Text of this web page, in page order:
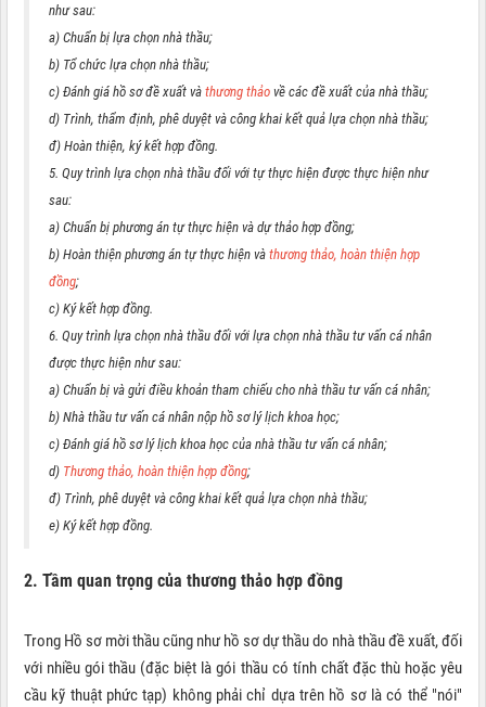
như sau:
a) Chuẩn bị lựa chọn nhà thầu;
b) Tổ chức lựa chọn nhà thầu;
c) Đánh giá hồ sơ đề xuất và thương thảo về các đề xuất của nhà thầu;
d) Trình, thẩm định, phê duyệt và công khai kết quả lựa chọn nhà thầu;
đ) Hoàn thiện, ký kết hợp đồng.
5. Quy trình lựa chọn nhà thầu đối với tự thực hiện được thực hiện như
sau:
a) Chuẩn bị phương án tự thực hiện và dự thảo hợp đồng;
b) Hoàn thiện phương án tự thực hiện và thương thảo, hoàn thiện hợp
đồng;
c) Ký kết hợp đồng.
6. Quy trình lựa chọn nhà thầu đối với lựa chọn nhà thầu tư vấn cá nhân
được thực hiện như sau:
a) Chuẩn bị và gửi điều khoản tham chiếu cho nhà thầu tư vấn cá nhân;
b) Nhà thầu tư vấn cá nhân nộp hồ sơ lý lịch khoa học;
c) Đánh giá hồ sơ lý lịch khoa học của nhà thầu tư vấn cá nhân;
d) Thương thảo, hoàn thiện hợp đồng;
đ) Trình, phê duyệt và công khai kết quả lựa chọn nhà thầu;
e) Ký kết hợp đồng.
2. Tầm quan trọng của thương thảo hợp đồng
Trong Hồ sơ mời thầu cũng như hồ sơ dự thầu do nhà thầu đề xuất, đối
với nhiều gói thầu (đặc biệt là gói thầu có tính chất đặc thù hoặc yêu
cầu kỹ thuật phức tạp) không phải chỉ dựa trên hồ sơ là có thể "nói"